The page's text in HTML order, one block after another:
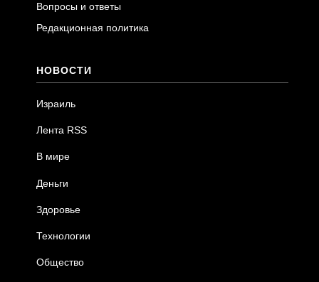
Вопросы и ответы
Редакционная политика
НОВОСТИ
Израиль
Лента RSS
В мире
Деньги
Здоровье
Технологии
Общество